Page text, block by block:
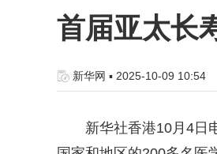
首届亚太长
新华网 ▪ 2025-10-09 10:54
新华社香港10月4日电